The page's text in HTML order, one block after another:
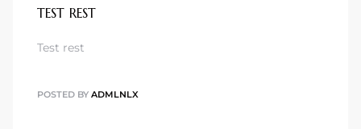
TEST REST
Test rest
POSTED BY ADMLNLX